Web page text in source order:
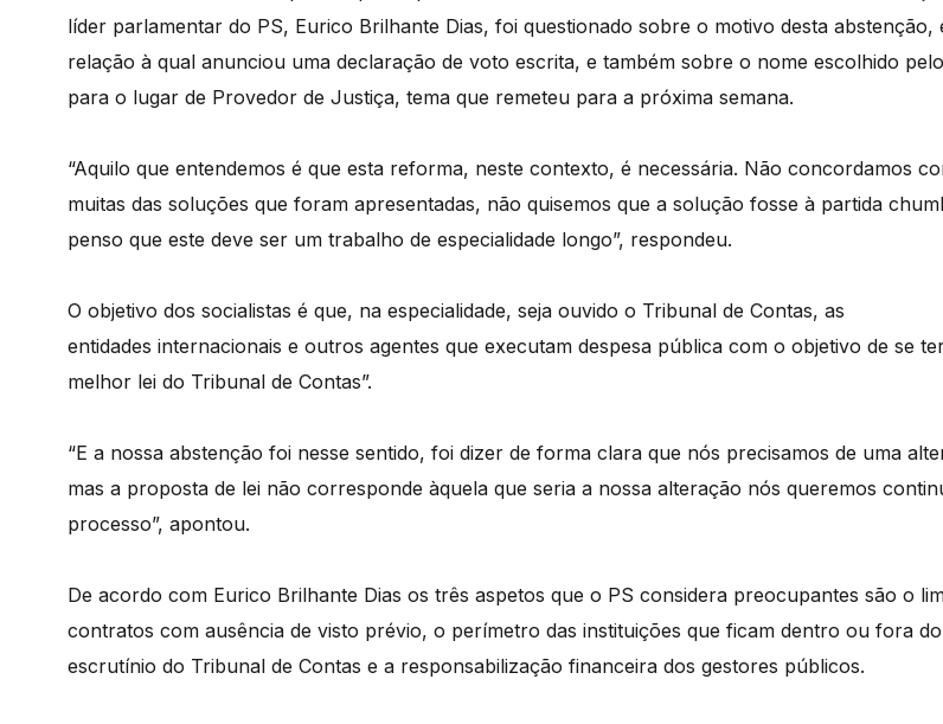
líder parlamentar do PS, Eurico Brilhante Dias, foi questionado sobre o motivo desta abstenção,
relação à qual anunciou uma declaração de voto escrita, e também sobre o nome escolhido
para o lugar de Provedor de Justiça, tema que remeteu para a próxima semana.
“Aquilo que entendemos é que esta reforma, neste contexto, é necessária. Não concordamos
muitas das soluções que foram apresentadas, não quisemos que a solução fosse à partida
penso que este deve ser um trabalho de especialidade longo”, respondeu.
O objetivo dos socialistas é que, na especialidade, seja ouvido o Tribunal de Contas, as
entidades internacionais e outros agentes que executam despesa pública com o objetivo de se
melhor lei do Tribunal de Contas”.
“E a nossa abstenção foi nesse sentido, foi dizer de forma clara que nós precisamos de uma
mas a proposta de lei não corresponde àquela que seria a nossa alteração nós queremos
processo”, apontou.
De acordo com Eurico Brilhante Dias os três aspetos que o PS considera preocupantes são o
contratos com ausência de visto prévio, o perímetro das instituições que ficam dentro ou fora do
escrutínio do Tribunal de Contas e a responsabilização financeira dos gestores públicos.